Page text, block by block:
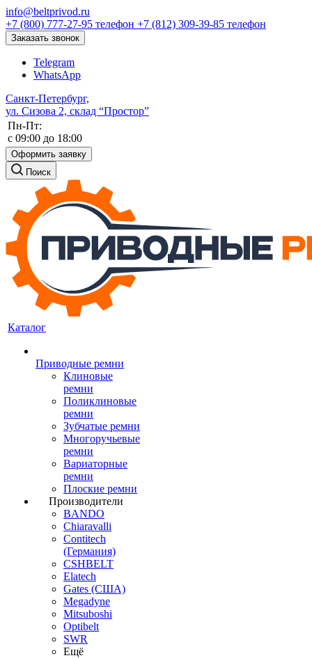
info@beltprivod.ru
+7 (800) 777-27-95 телефон +7 (812) 309-39-85 телефон
Заказать звонок
Telegram
WhatsApp
Санкт-Петербург,
ул. Сизова 2, склад “Простор”
Пн-Пт:
c 09:00 до 18:00
Оформить заявку
Поиск
Каталог
Приводные ремни
Клиновые
ремни
Поликлиновые
ремни
Зубчатые ремни
Многоручьевые
ремни
Вариаторные
ремни
Плоские ремни
Производители
BANDO
Chiaravalli
Contitech
(Германия)
CSHBELT
Elatech
Gates (США)
Megadyne
Mitsuboshi
Optibelt
SWR
Ещё